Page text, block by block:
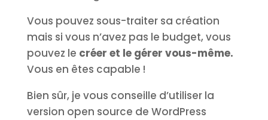
Vous pouvez sous-traiter sa création
mais si vous n’avez pas le budget, vous
pouvez le créer et le gérer vous-même.
Vous en êtes capable !
Bien sûr, je vous conseille d’utiliser la
version open source de WordPress